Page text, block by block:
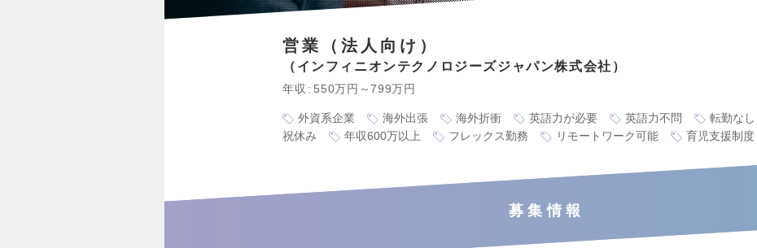
営業（法人向け）
インフィニオンテクノロジーズジャパン株式会社
年収 550万円～799万円
外資系企業 海外出張 海外折衝 英語力が必要 英語力不問 転勤なし
祝休み
年収600万以上 フレックス勤務 リモートワーク可能 育児支援制度
募集情報